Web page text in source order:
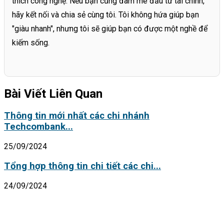
hãy kết nối và chia sẻ cùng tôi. Tôi không hứa giúp bạn
"giàu nhanh", nhưng tôi sẽ giúp bạn có được một nghề để
kiếm sống.
Bài Viết Liên Quan
Thông tin mới nhất các chi nhánh
Techcombank...
25/09/2024
Tổng hợp thông tin chi tiết các chi...
24/09/2024